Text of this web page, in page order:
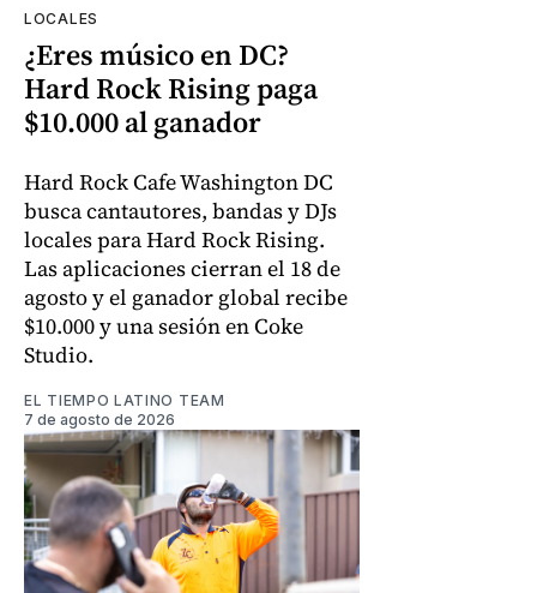
LOCALES
¿Eres músico en DC?
Hard Rock Rising paga
$10.000 al ganador
Hard Rock Cafe Washington DC
busca cantautores, bandas y DJs
locales para Hard Rock Rising.
Las aplicaciones cierran el 18 de
agosto y el ganador global recibe
$10.000 y una sesión en Coke
Studio.
EL TIEMPO LATINO TEAM
7 de agosto de 2026